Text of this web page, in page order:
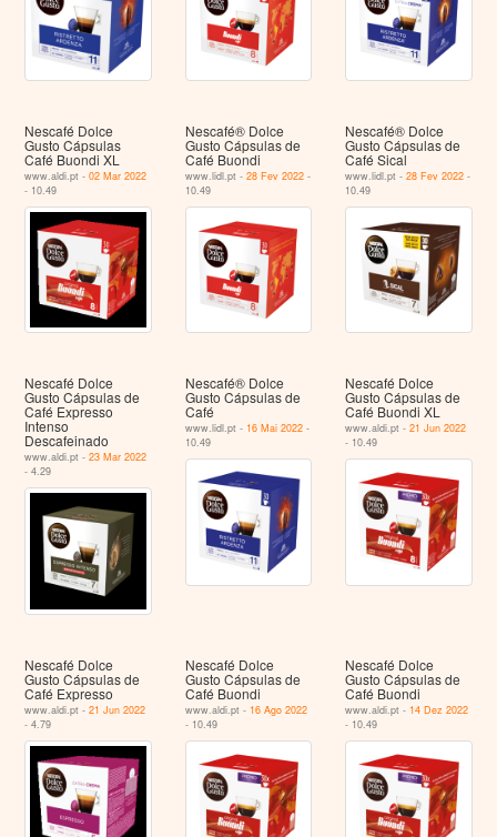
Nescafé Dolce
Gusto Cápsulas
Café Buondi XL
www.aldi.pt -02 Mar 2022
- 10.49
Nescafé® Dolce
Gusto Cápsulas de
Café Buondi
www.lidl.pt - 28 Fev 2022-
10.49
Nescafé® Dolce
Gusto Cápsulas de
Café Sical
www.lidl.pt -28 Fev 2022 -
10.49
Nescafé Dolce
Gusto Cápsulas de
Café Expresso
Intenso
Descafeinado
www.aldi.pt -23 Mar 2022
- 4.29
Nescafé® Dolce
Gusto Cápsulas de
Café
www.lidl.pt - 16 Mai 2022-
10.49
Nescafé Dolce
Gusto Cápsulas de
Café Buondi XL
www.aldi.pt -21 Jun 2022
- 10.49
Nescafé Dolce
Gusto Cápsulas de
Café Expresso
www.aldi.pt -21 Jun 2022
- 4.79
Nescafé Dolce
Gusto Cápsulas de
Café Buondi
www.aldi.pt - 16 Ago 2022
- 10.49
Nescafé Dolce
Gusto Cápsulas de
Café Buondi
www.aldi.pt - 14 Dez 2022
- 10.49